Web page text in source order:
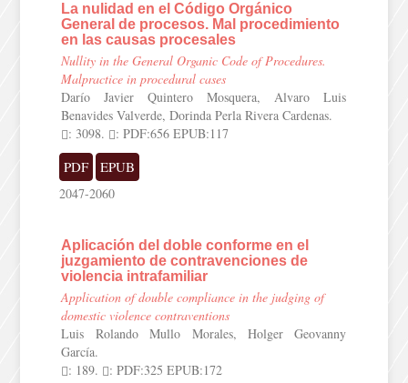
La nulidad en el Código Orgánico
General de procesos. Mal procedimiento
en las causas procesales
Nullity in the General Organic Code of Procedures.
Malpractice in procedural cases
Darío Javier Quintero Mosquera, Alvaro Luis
Benavides Valverde, Dorinda Perla Rivera Cardenas.
: 3098.
: PDF:656 EPUB:117
PDF EPUB
2047-2060
Aplicación del doble conforme en el
juzgamiento de contravenciones de
violencia intrafamiliar
Application of double compliance in the judging of
domestic violence contraventions
Luis Rolando Mullo Morales, Holger Geovanny
García.
: 189.
: PDF:325 EPUB:172